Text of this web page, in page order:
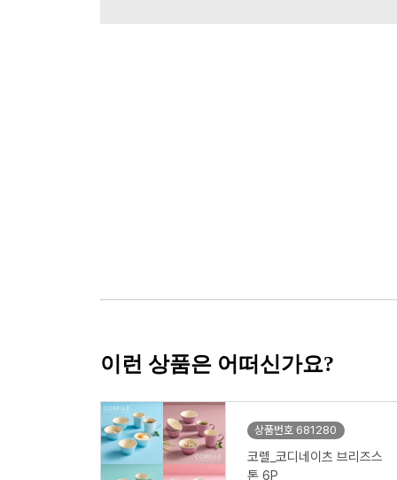
이런 상품은 어떠신가요?
상품번호 681280
코렐_코디네이츠 브리즈스
톤 6P